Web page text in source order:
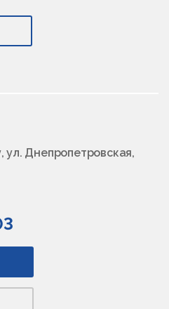
ул. Днепропетровская,